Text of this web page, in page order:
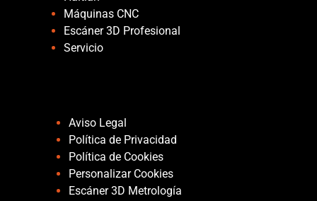
Máquinas CNC
Escáner 3D Profesional
Servicio
Aviso Legal
Política de Privacidad
Política de Cookies
Personalizar Cookies
Escáner 3D Metrología